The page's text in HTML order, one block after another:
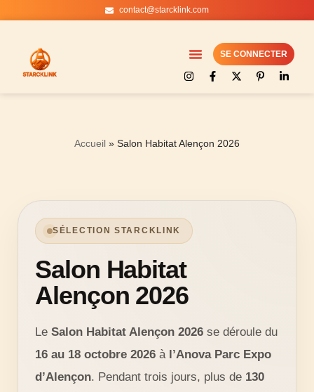
contenu
contact@starcklink.com
SE CONNECTER
Accueil » Salon Habitat Alençon 2026
SÉLECTION STARCKLINK
Salon Habitat
Alençon 2026
Le Salon Habitat Alençon 2026 se déroule du
16 au 18 octobre 2026 à l’Anova Parc Expo
d’Alençon. Pendant trois jours, plus de 130